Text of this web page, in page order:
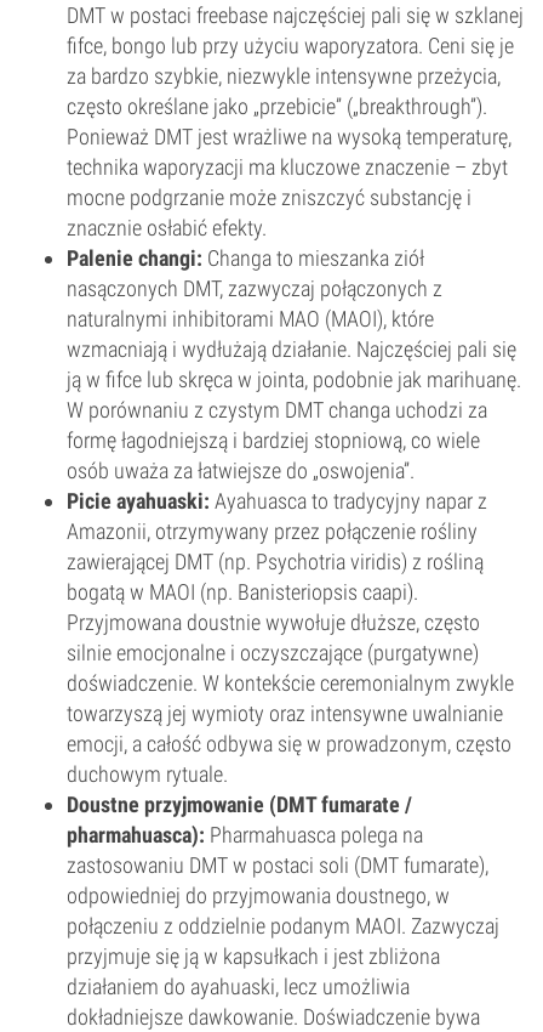
DMT w postaci freebase najczęściej pali się w szklanej
fifce, bongo lub przy użyciu waporyzatora. Ceni się je
za bardzo szybkie, niezwykle intensywne przeżycia,
często określane jako „przebicie” („breakthrough”).
Ponieważ DMT jest wrażliwe na wysoką temperaturę,
technika waporyzacji ma kluczowe znaczenie – zbyt
mocne podgrzanie może zniszczyć substancję i
znacznie osłabić efekty.
Palenie changi: Changa to mieszanka ziół
nasączonych DMT, zazwyczaj połączonych z
naturalnymi inhibitorami MAO (MAOI), które
wzmacniają i wydłużają działanie. Najczęściej pali się
ją w fifce lub skręca w jointa, podobnie jak marihuanę.
W porównaniu z czystym DMT changa uchodzi za
formę łagodniejszą i bardziej stopniową, co wiele
osób uważa za łatwiejsze do „oswojenia”.
Picie ayahuaski: Ayahuasca to tradycyjny napar z
Amazonii, otrzymywany przez połączenie rośliny
zawierającej DMT (np. Psychotria viridis) z rośliną
bogatą w MAOI (np. Banisteriopsis caapi).
Przyjmowana doustnie wywołuje dłuższe, często
silnie emocjonalne i oczyszczające (purgatywne)
doświadczenie. W kontekście ceremonialnym zwykle
towarzyszą jej wymioty oraz intensywne uwalnianie
emocji, a całość odbywa się w prowadzonym, często
duchowym rytuale.
Doustne przyjmowanie (DMT fumarate /
pharmahuasca): Pharmahuasca polega na
zastosowaniu DMT w postaci soli (DMT fumarate),
odpowiedniej do przyjmowania doustnego, w
połączeniu z oddzielnie podanym MAOI. Zazwyczaj
przyjmuje się ją w kapsułkach i jest zbliżona
działaniem do ayahuaski, lecz umożliwia
dokładniejsze dawkowanie. Doświadczenie bywa